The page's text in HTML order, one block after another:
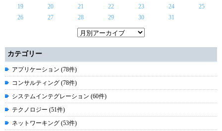
19
20 21 22 23 24
25
26
27 28 29 30 31
カテゴリー
アプリケーション (78件)
コンサルティング (78件)
システムインテグレーション (60件)
テクノロジー (51件)
ネットワーキング (53件)